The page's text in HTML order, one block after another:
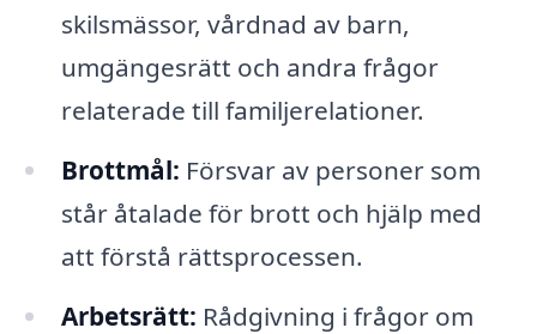
skilsmässor, vårdnad av barn,
umgängesrätt och andra frågor
relaterade till familjerelationer.
Brottmål: Försvar av personer som
står åtalade för brott och hjälp med
att förstå rättsprocessen.
Arbetsrätt: Rådgivning i frågor om